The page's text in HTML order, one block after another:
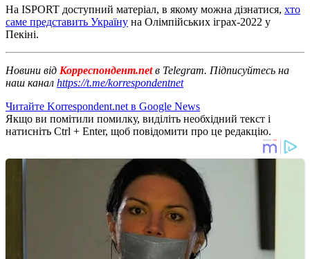
На ISPORT доступний матеріал, в якому можна дізнатися, хто
саме представить Україну на Олімпійських іграх-2022 у
Пекіні.
Новини від Корреспондент.netв Telegram. Підписуйтесь на
наш канал https://t.me/korrespondentnet
Читайте Korrespondent.net в Google News
Якщо ви помітили помилку, виділіть необхідний текст і
натисніть Ctrl + Enter, щоб повідомити про це редакцію.